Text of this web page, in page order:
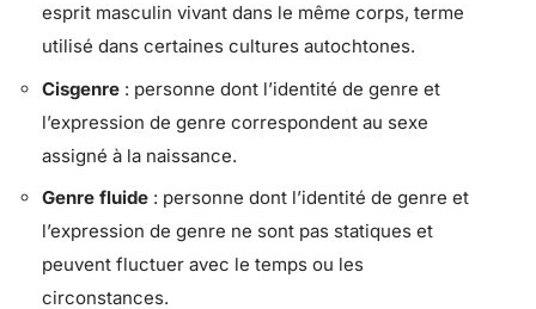
esprit masculin vivant dans le même corps, terme
utilisé dans certaines cultures autochtones.
Cisgenre : personne dont l’identité de genre et
l’expression de genre correspondent au sexe
assigné à la naissance.
Genre fluide : personne dont l’identité de genre et
l’expression de genre ne sont pas statiques et
peuvent fluctuer avec le temps ou les
circonstances.